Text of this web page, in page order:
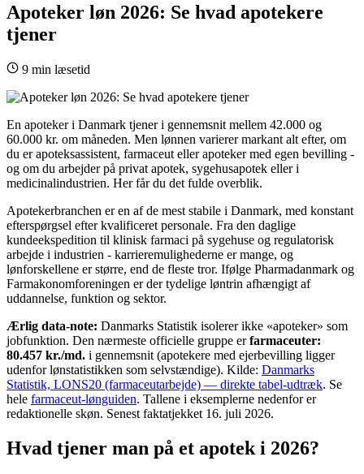
Apoteker løn 2026: Se hvad apotekere
tjener
9 min læsetid
En apoteker i Danmark tjener i gennemsnit mellem 42.000 og
60.000 kr. om måneden. Men lønnen varierer markant alt efter, om
du er apoteksassistent, farmaceut eller apoteker med egen bevilling -
og om du arbejder på privat apotek, sygehusapotek eller i
medicinalindustrien. Her får du det fulde overblik.
Apotekerbranchen er en af de mest stabile i Danmark, med konstant
efterspørgsel efter kvalificeret personale. Fra den daglige
kundeekspedition til klinisk farmaci på sygehuse og regulatorisk
arbejde i industrien - karrieremulighederne er mange, og
lønforskellene er større, end de fleste tror. Ifølge Pharmadanmark og
Farmakonomforeningen er der tydelige løntrin afhængigt af
uddannelse, funktion og sektor.
Ærlig data-note: Danmarks Statistik isolerer ikke «apoteker» som
jobfunktion. Den nærmeste officielle gruppe erfarmaceuter:
80.457 kr./md. i gennemsnit (apotekere med ejerbevilling ligger
udenfor lønstatistikken som selvstændige). Kilde: Danmarks
Statistik, LONS20 (farmaceutarbejde) — direkte tabel-udtræk. Se
hele farmaceut-lønguiden. Tallene i eksemplerne nedenfor er
redaktionelle skøn. Senest faktatjekket 16. juli 2026.
Hvad tjener man på et apotek i 2026?